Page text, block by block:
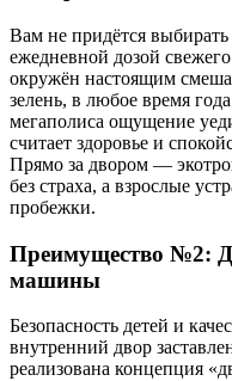
Вам не придётся
ежедневной дозой
окружён настоящим
зелень, в любое время
мегаполиса ощущение
считает здоровье и
Прямо за двором —
без страха, а взрослые
пробежки.
Преимущество №2:
машины
Безопасность детей и
внутренний двор
реализована концепция